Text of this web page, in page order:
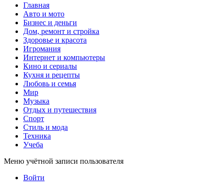
Главная
Авто и мото
Бизнес и деньги
Дом, ремонт и стройка
Здоровье и красота
Игромания
Интернет и компьютеры
Кино и сериалы
Кухня и рецепты
Любовь и семья
Мир
Музыка
Отдых и путешествия
Спорт
Стиль и мода
Техника
Учеба
Меню учётной записи пользователя
Войти